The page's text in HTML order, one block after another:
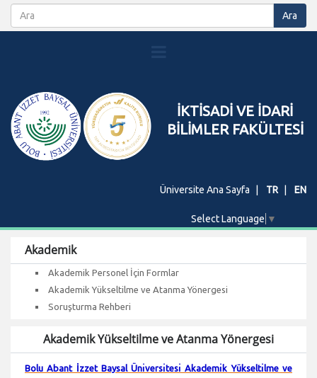
İKTİSADİ VE İDARİ
BİLİMLER FAKÜLTESİ
Üniversite Ana Sayfa TR EN
Select Language ▼
Akademik
Akademik Personel İçin Formlar
Akademik Yükseltilme ve Atanma Yönergesi
Soruşturma Rehberi
Akademik Yükseltilme ve Atanma Yönergesi
Bolu Abant İzzet Baysal Ünı̇versı̇tesı̇ Akademı̇k Yükseltı̇lme ve